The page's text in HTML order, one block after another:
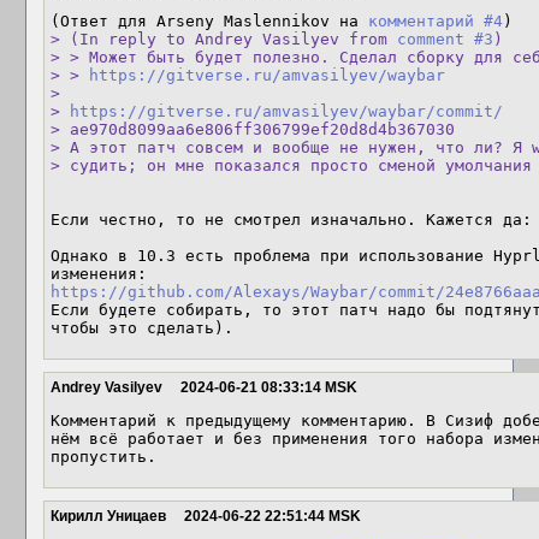
(Ответ для Arseny Maslennikov на комментарий #4
> (In reply to Andrey Vasilyev from comment #3 )
> > Может быть будет полезно. Сделал сборку для
> >
https://gitverse.ru/amvasilyev/waybar
>
>
https://gitverse.ru/amvasilyev/waybar/commit/
> ae970d8099aa6e806ff306799ef20d8d4b367030
> А этот патч совсем и вообще не нужен, что ли? Я
> судить; он мне показался просто сменой
Если честно, то не смотрел изначально. Кажется да:
Однако в 10.3 есть проблема при использование
https://github.com/Alexays/Waybar/commit/
Если будете собирать, то этот патч надо бы
чтобы это сделать).
Andrey Vasilyev 2024-06-21 08:33:14 MSK
Комментарий к предыдущему комментарию. В Сизиф
нём всё работает и без применения того набора
пропустить.
Кирилл Уницаев 2024-06-22 22:51:44 MSK